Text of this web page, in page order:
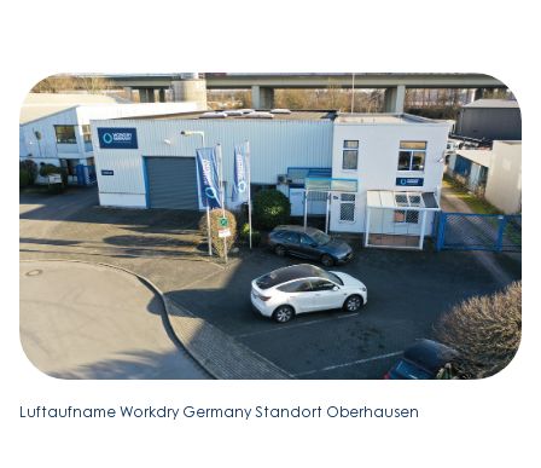
Luftaufname Workdry Germany Standort Oberhausen